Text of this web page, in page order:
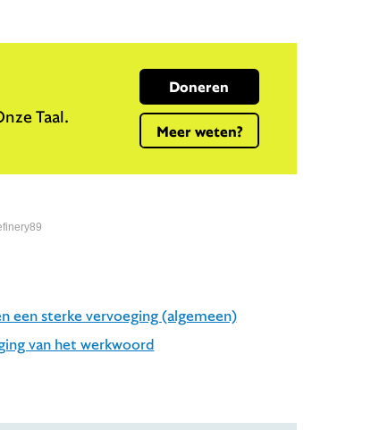
Taal.
Doneren
Meer weten?
een sterke vervoeging (algemeen)
van het werkwoord